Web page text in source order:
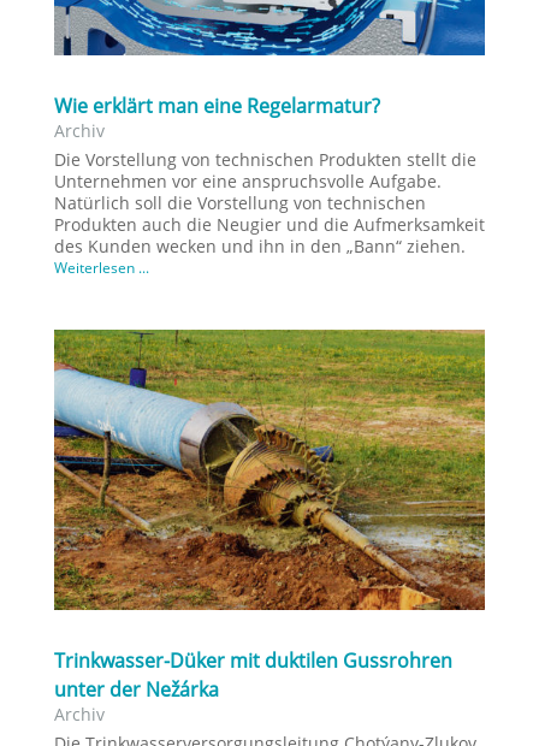
Wie erklärt man eine Regelarmatur?
Archiv
Die Vorstellung von technischen Produkten stellt die
Unternehmen vor eine anspruchsvolle Aufgabe.
Natürlich soll die Vorstellung von technischen
Produkten auch die Neugier und die Aufmerksamkeit
des Kunden wecken und ihn in den „Bann“ ziehen.
Weiterlesen ...
Trinkwasser-Düker mit duktilen Gussrohren
unter der Nežárka
Archiv